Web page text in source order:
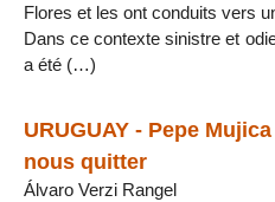
Flores et les ont conduits vers
Dans ce contexte sinistre et
a été (…)
URUGUAY - Pepe
nous quitter
Álvaro Verzi Rangel